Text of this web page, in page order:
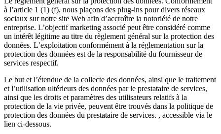
à l’article 1 (1) (f), nous plaçons des plug-ins pour divers réseaux
sociaux sur notre site Web afin d’accroître la notoriété de notre
entreprise. L’objectif marketing associé peut être considéré comme
un intérêt légitime au titre du règlement général sur la protection des
données. L’exploitation conformément à la réglementation sur la
protection des données est de la responsabilité du fournisseur de
services respectif.
Le but et l’étendue de la collecte des données, ainsi que le traitement
et l’utilisation ultérieurs des données par le prestataire de services,
ainsi que les droits et paramètres des utilisateurs relatifs à la
protection de la vie privée, peuvent être trouvés dans la politique de
protection des données du prestataire de services. , accessible via le
lien ci-dessous.